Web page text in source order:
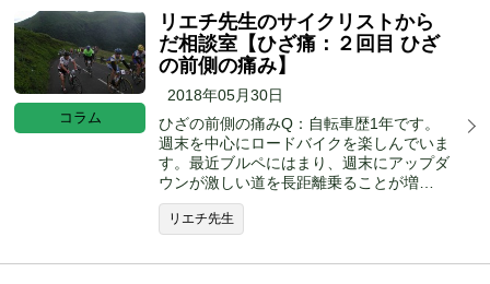
コラム
リエチ先生のサイクリストから
だ相談室【ひざ痛：２回目 ひざ
の前側の痛み】
2018年05月30日
ひざの前側の痛みQ：自転車歴1年です。
週末を中心にロードバイクを楽しんでいま
す。最近ブルペにはまり、週末にアップダ
ウンが激しい道を長距離乗ることが増…
リエチ先生